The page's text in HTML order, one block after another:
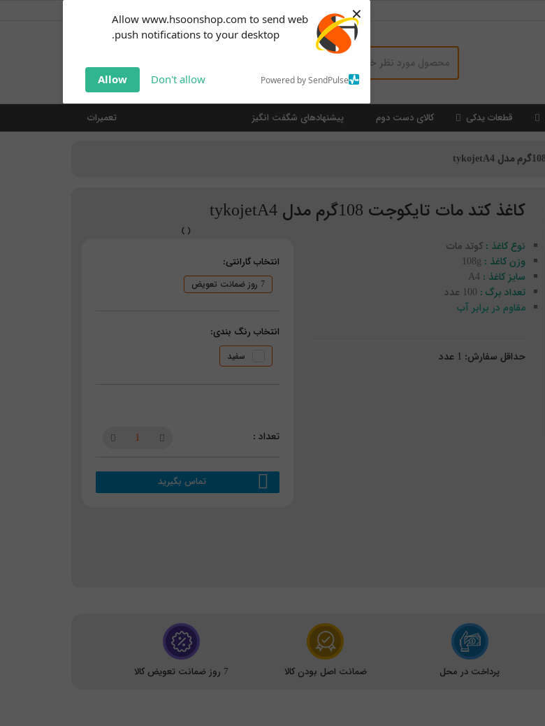
Allow www.hsoonshop.com to send web
push notifications to your desktop.
Powered by SendPulse
Don't allow
Allow
×
notifications!
Click the bell icon to enable
قطعات یدکی کالای دست دوم پیشنهادهای شگفت انگیز تعمیرات
کاغذ کتد مات تایکوجت 108گرم مدل tykojetA4
نوع کاغذ : کوتد مات
وزن کاغذ :
سایز کاغذ :
تعداد برگ :
مقاوم در برابر آب
حداقل سفارش: 1 عدد
انتخاب گارانتی:
7 روز ضمانت تعویض
انتخاب رنگ بندی:
سفید
تماس بگیرید
پرداخت در محل ضمانت اصل بودن کالا 7 روز ضمانت تعویض کالا